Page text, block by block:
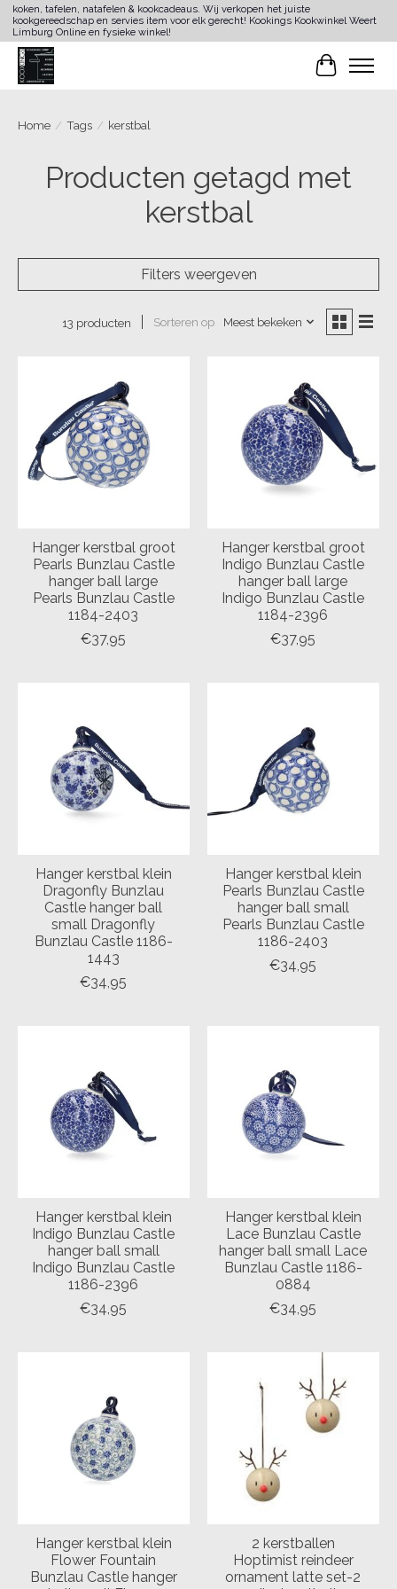
koken, tafelen, natafelen & kookcadeaus. Wij verkopen het juiste
kookgereedschap en servies item voor elk gerecht! Kookings Kookwinkel Weert
Limburg Online en fysieke winkel!
Home / Tags / kerstbal
Producten getagd met
kerstbal
Filters weergeven
13 producten Sorteren op Meest bekeken
Hanger kerstbal groot
Pearls Bunzlau Castle
hanger ball large
Pearls Bunzlau Castle
1184-2403
€37,95
Hanger kerstbal groot
Indigo Bunzlau Castle
hanger ball large
Indigo Bunzlau Castle
1184-2396
€37,95
Hanger kerstbal klein
Dragonfly Bunzlau
Castle hanger ball
small Dragonfly
Bunzlau Castle 1186-
1443
€34,95
Hanger kerstbal klein
Pearls Bunzlau Castle
hanger ball small
Pearls Bunzlau Castle
1186-2403
€34,95
Hanger kerstbal klein
Indigo Bunzlau Castle
hanger ball small
Indigo Bunzlau Castle
1186-2396
€34,95
Hanger kerstbal klein
Lace Bunzlau Castle
hanger ball small Lace
Bunzlau Castle 1186-
0884
€34,95
Hanger kerstbal klein
Flower Fountain
Bunzlau Castle hanger
2 kerstballen
Hoptimist reindeer
ornament latte set-2